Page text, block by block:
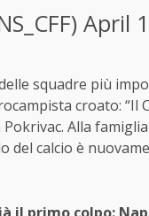
April
squadre più
croato:
Alla
del calcio è